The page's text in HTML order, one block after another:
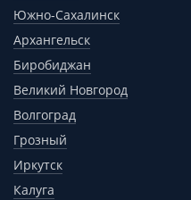
Южно-Сахалинск
Архангельск
Биробиджан
Великий Новгород
Волгоград
Грозный
Иркутск
Калуга